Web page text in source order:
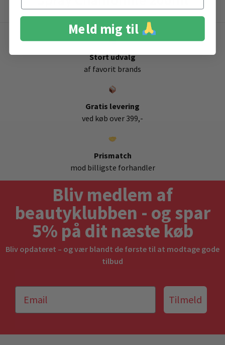
Stort udvalg
af favorit brands
Gratis levering
ved køb over 399,-
Prismatch
mod billigste forhandler
Bliv medlem af
beautyklubben - og spar
5% på dit næste køb
Bliv opdateret – og vær blandt de første til at modtage gode
tilbud
Tilmeld
Meld mig til